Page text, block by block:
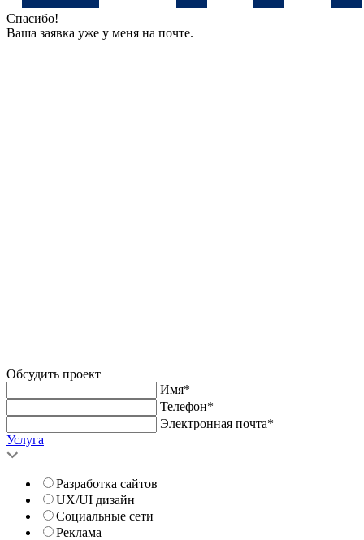
Спасибо!
Ваша заявка уже у меня на почте.
Обсудить проект
Имя*
Телефон*
Электронная почта*
Услуга
Разработка сайтов
UX/UI дизайн
Социальные сети
Реклама